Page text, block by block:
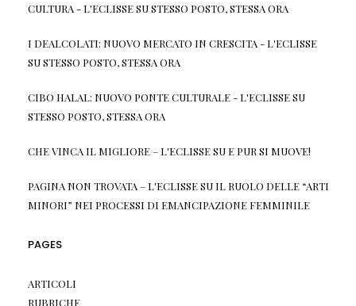
CULTURA - L'ECLISSESUSTESSO POSTO, STESSA ORA
I DEALCOLATI: NUOVO MERCATO IN CRESCITA - L'ECLISSE
SUSTESSO POSTO, STESSA ORA
CIBO HALAL: NUOVO PONTE CULTURALE - L'ECLISSESU
STESSO POSTO, STESSA ORA
CHE VINCA IL MIGLIORE – L'ECLISSESU E PUR SI MUOVE!
PAGINA NON TROVATA – L'ECLISSESU IL RUOLO DELLE “ARTI
MINORI” NEI PROCESSI DI EMANCIPAZIONE FEMMINILE
PAGES
ARTICOLI
RUBRICHE